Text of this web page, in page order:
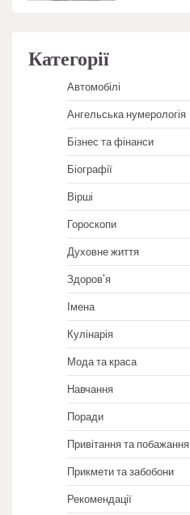
Категорії
Автомобілі
Ангельська нумерологія
Бізнес та фінанси
Біографії
Вірші
Гороскопи
Духовне життя
Здоров'я
Імена
Кулінарія
Мода та краса
Навчання
Поради
Привітання та побажання
Прикмети та забобони
Рекомендації